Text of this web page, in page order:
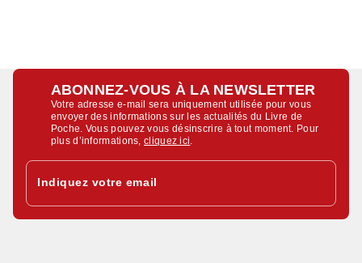
ABONNEZ-VOUS À LA NEWSLETTER
Votre adresse e-mail sera uniquement utilisée pour vous
envoyer des informations sur les actualités du Livre de
Poche. Vous pouvez vous désinscrire à tout moment. Pour
plus d’informations,cliquez ici.
Indiquez votre email